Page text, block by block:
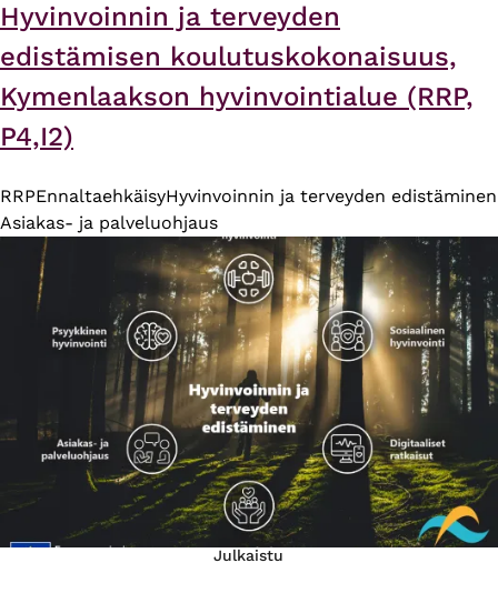
Hyvinvoinnin ja terveyden
edistämisen koulutuskokonaisuus,
Kymenlaakson hyvinvointialue (RRP,
P4,I2)
RRPEnnaltaehkäisyHyvinvoinnin ja terveyden edistäminen
Asiakas- ja palveluohjaus
Julkaistu